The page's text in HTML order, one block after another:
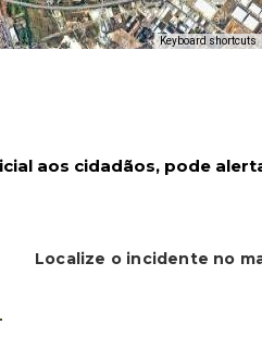
Keyboard shortcuts
aos cidadãos, pode
Localize o incidente no